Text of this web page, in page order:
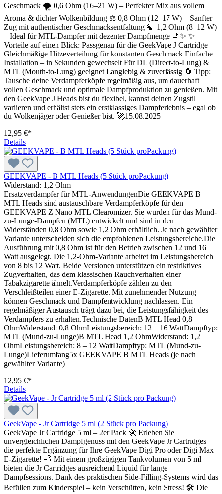
Geschmack 🌪️ 0,6 Ohm (16–21 W) – Perfekter Mix aus vollem
Aroma & dichter Wolkenbildung ⚖️ 0,8 Ohm (12–17 W) – Sanfter
Zug mit authentischer Geschmacksentfaltung 🍃 1,2 Ohm (8–12 W)
– Ideal für MTL-Dampfer mit dezenter Dampfmenge 🚬✨ ✨
Vorteile auf einen Blick: Passgenau für die GeekVape J Cartridge
Gleichmäßige Hitzeverteilung für konstanten Geschmack Einfache
Installation – in Sekunden gewechselt Für DL (Direct-to-Lung) &
MTL (Mouth-to-Lung) geeignet Langlebig & zuverlässig 🔄 Tipp:
Tausche deine Verdampferköpfe regelmäßig aus, um dauerhaft
vollen Geschmack und optimale Dampfproduktion zu genießen. Mit
den GeekVape J Heads bist du flexibel, kannst deinen Zugstil
variieren und erhältst stets ein erstklassiges Dampferlebnis – egal ob
du Wolkenjäger oder Genießer bist. 🚀15.08.2025
12,95 €*
Details
GEEKVAPE - B MTL Heads (5 Stück proPackung)
Widerstand: 1,2 Ohm
Ersatzverdampfer für MTL-AnwendungenDie GEEKVAPE B
MTL Heads sind austauschbare Verdampferköpfe für den
GEEKVAPE Z Nano MTL Clearomizer. Sie wurden für das Mund-
zu-Lunge-Dampfen (MTL) entwickelt und sind in den
Widerständen 0,8 Ohm sowie 1,2 Ohm erhältlich. Je nach gewählter
Variante unterscheiden sich die empfohlenen Leistungsbereiche.Die
Ausführung mit 0,8 Ohm ist für den Betrieb zwischen 12 und 16
Watt ausgelegt. Die 1,2-Ohm-Variante arbeitet im Leistungsbereich
von 8 bis 12 Watt. Beide Versionen unterstützen ein restriktives
Zugverhalten, das dem klassischen Rauchverhalten einer
Tabakzigarette ähnelt.Verdampferköpfe zählen zu den
Verschleißteilen einer E-Zigarette. Mit zunehmender Nutzung
können Geschmack und Dampfentwicklung nachlassen. Ein
regelmäßiger Austausch trägt dazu bei, die Leistungsfähigkeit des
Verdampfers zu erhalten.Technische DatenB MTL Head 0,8
OhmWiderstand: 0,8 OhmLeistungsbereich: 12 – 16 WattDampftyp:
MTL (Mund-zu-Lunge)B MTL Head 1,2 OhmWiderstand: 1,2
OhmLeistungsbereich: 8 – 12 WattDampftyp: MTL (Mund-zu-
Lunge)Lieferumfang5x GEEKVAPE B MTL Heads (je nach
gewählter Variante)
12,95 €*
Details
GeekVape - Jr Cartridge 5 ml (2 Stück pro Packung)
GeekVape Jr Cartridge 5 ml – 2er Pack 🚀 Erleben Sie
unvergleichlichen Dampfgenuss mit den GeekVape Jr Cartridges –
die perfekte Ergänzung für Ihre GeekVape Digi Pro oder Digi Max
E-Zigarette! 💨 Mit einem großzügigen Tankvolumen von 5 ml
bieten die Jr Cartridges ausreichend Liquid für lange
Dampfsessions. Dank des praktischen Side-Filling-Systems wird das
Befüllen zum Kinderspiel – kein Verschütten, kein Stress! 🛠️ Die